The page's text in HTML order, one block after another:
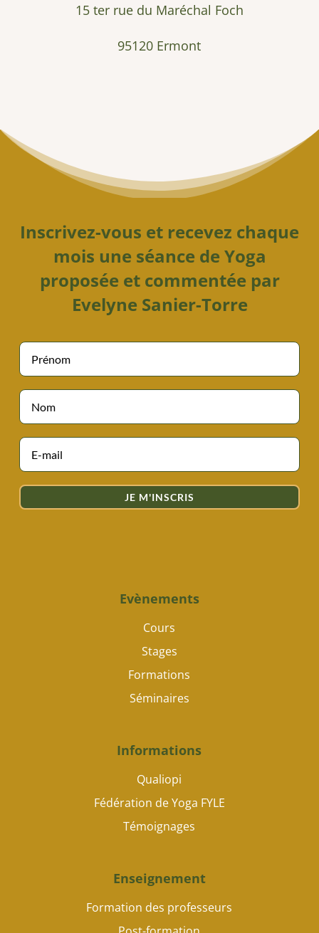
15 ter rue du Maréchal Foch
95120 Ermont
Inscrivez-vous et recevez chaque
mois une séance de Yoga
proposée et commentée par
Evelyne Sanier-Torre
JE M'INSCRIS
Evènements
Cours
Stages
Formations
Séminaires
Informations
Qualiopi
Fédération de Yoga FYLE
Témoignages
Enseignement
Formation des professeurs